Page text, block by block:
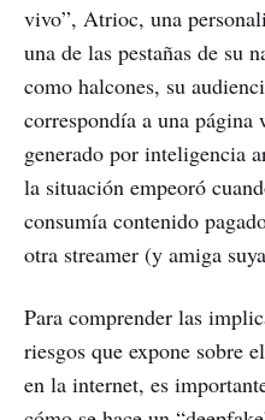
vivo”, Atrioc, una
una de las pestañas de su
como halcones, su
correspondía a una página
generado por inteligencia
la situación empeoró
consumía contenido
otra streamer (y amiga
Para comprender las
riesgos que expone sobre
en la internet, es